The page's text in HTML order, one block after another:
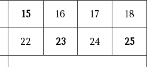
15 16 17 18
22 23 24 25